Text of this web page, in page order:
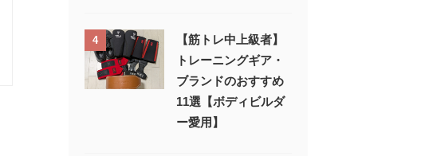
4
【筋トレ中上級者】
トレーニングギア・
ブランドのおすすめ
11選【ボディビルダ
ー愛用】